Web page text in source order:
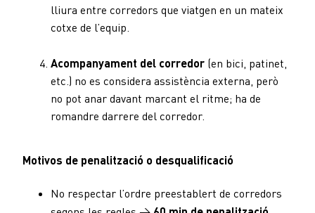
lliura entre corredors que viatgen en un mateix
cotxe de l’equip.
Acompanyament del corredor (en bici, patinet,
etc.) no es considera assistència externa, però
no pot anar davant marcant el ritme; ha de
romandre darrere del corredor.
Motivos de penalització o desqualificació
No respectar l’ordre preestablert de corredors